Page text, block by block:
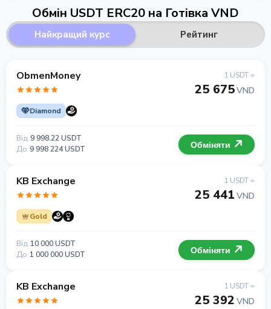
Обмін USDT ERC20 на Готівка VND
Найкращий курс Рейтинг
ObmenMoney
Diamond
1 USDT =
25 675VND
Від 9 998.22 USDT
До 9 998 224 USDT Обміняти
KB Exchange
Gold
1 USDT =
25 441 VND
Від 10 000 USDT
До 1 000 000 USDT Обміняти
KB Exchange 1 USDT =
25 392 VND